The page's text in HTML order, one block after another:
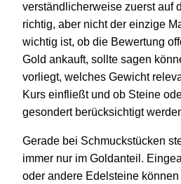
verständlicherweise zuerst auf
richtig, aber nicht der einzige
wichtig ist, ob die Bewertung
Gold ankauft, sollte sagen
vorliegt, welches Gewicht
Kurs einfließt und ob Steine
gesondert berücksichtigt
Gerade bei Schmuckstücken
immer nur im Goldanteil.
oder andere Edelsteine